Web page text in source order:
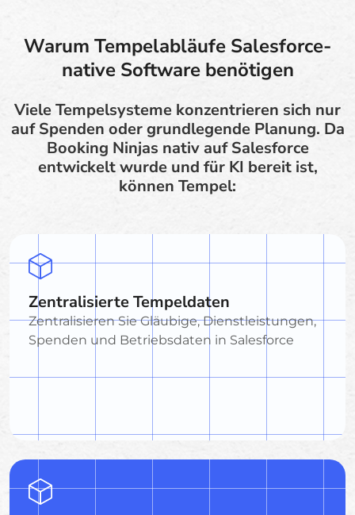
Warum Tempelabläufe Salesforce-
native Software benötigen
Viele Tempelsysteme konzentrieren sich nur
auf Spenden oder grundlegende Planung. Da
Booking Ninjas nativ auf Salesforce
entwickelt wurde und für KI bereit ist,
können Tempel:
Zentralisierte Tempeldaten
Zentralisieren Sie Gläubige, Dienstleistungen,
Spenden und Betriebsdaten in Salesforce